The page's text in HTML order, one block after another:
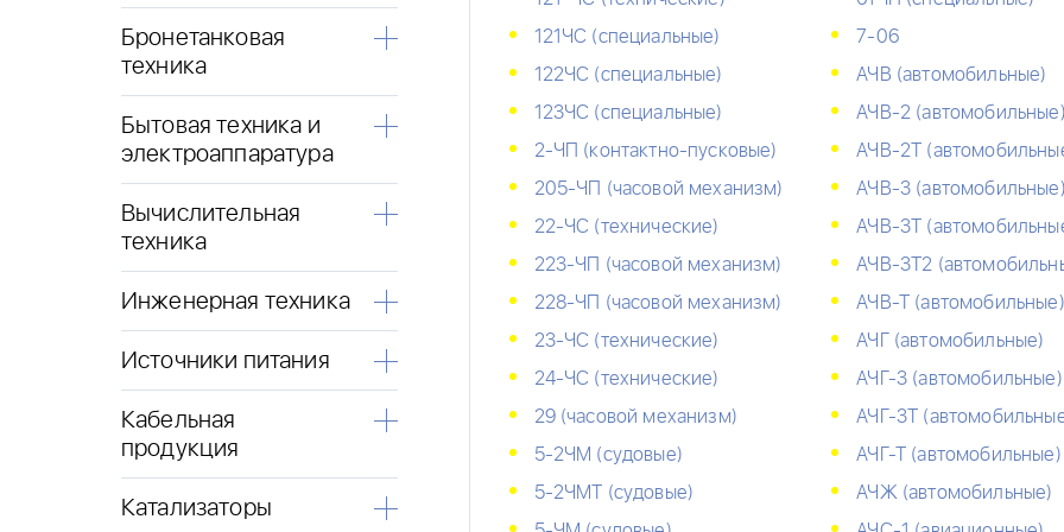
Бронетанковая
техника
Бытовая техника и
электроаппаратура
Вычислительная
техника
Инженерная техника
Источники питания
Кабельная
продукция
Катализаторы
121ЧС (специальные)
122ЧС (специальные)
123ЧС (специальные)
2-ЧП (контактно-пусковые)
205-ЧП (часовой механизм)
22-ЧС (технические)
223-ЧП (часовой механизм)
228-ЧП (часовой механизм)
23-ЧС (технические)
24-ЧС (технические)
29 (часовой механизм)
5-2ЧМ (судовые)
5-2ЧМТ (судовые)
7-06
АЧВ (автомобильные)
АЧВ-2
АЧВ-2Т
АЧВ-3
АЧВ-3Т
АЧВ-3Т2
АЧВ-Т (автомобильные)
АЧГ (автомобильные)
АЧГ-3 (автомобильные)
АЧГ-3Т
АЧГ-Т (автомобильные)
АЧЖ (автомобильные)